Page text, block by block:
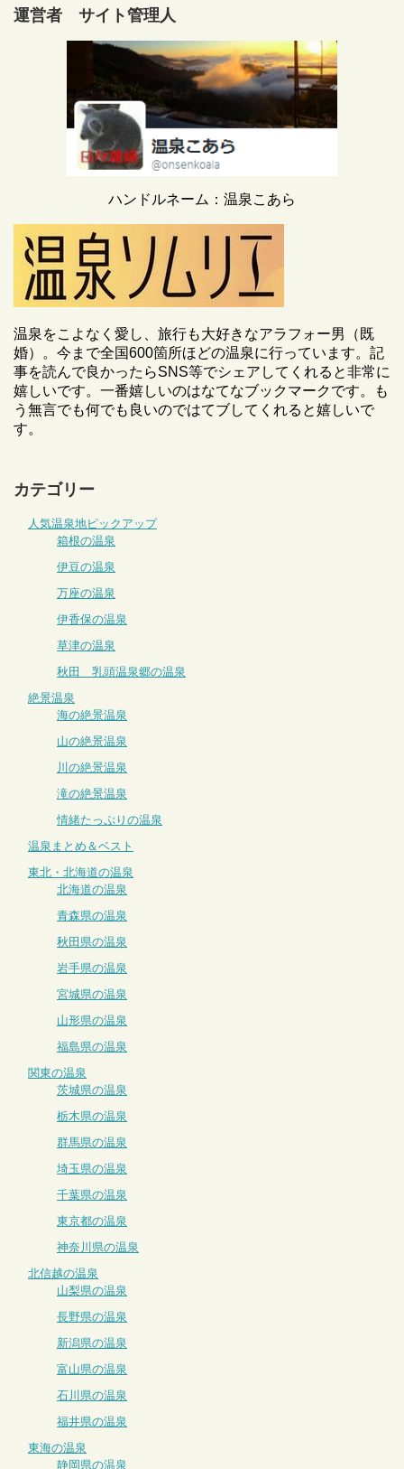
運営者 サイト管理人
ハンドルネーム：温泉こあら
温泉をこよなく愛し、旅行も大好きなアラフォー男（既
婚）。今まで全国600箇所ほどの温泉に行っています。記
事を読んで良かったらSNS等でシェアしてくれると非常に
嬉しいです。一番嬉しいのはなてなブックマークです。も
う無言でも何でも良いのではてブしてくれると嬉しいで
す。
カテゴリー
人気温泉地ピックアップ
箱根の温泉
伊豆の温泉
万座の温泉
伊香保の温泉
草津の温泉
秋田 乳頭温泉郷の温泉
絶景温泉
海の絶景温泉
山の絶景温泉
川の絶景温泉
滝の絶景温泉
情緒たっぷりの温泉
温泉まとめ＆ベスト
東北・北海道の温泉
北海道の温泉
青森県の温泉
秋田県の温泉
岩手県の温泉
宮城県の温泉
山形県の温泉
福島県の温泉
関東の温泉
茨城県の温泉
栃木県の温泉
群馬県の温泉
埼玉県の温泉
千葉県の温泉
東京都の温泉
神奈川県の温泉
北信越の温泉
山梨県の温泉
長野県の温泉
新潟県の温泉
富山県の温泉
石川県の温泉
福井県の温泉
東海の温泉
静岡県の温泉